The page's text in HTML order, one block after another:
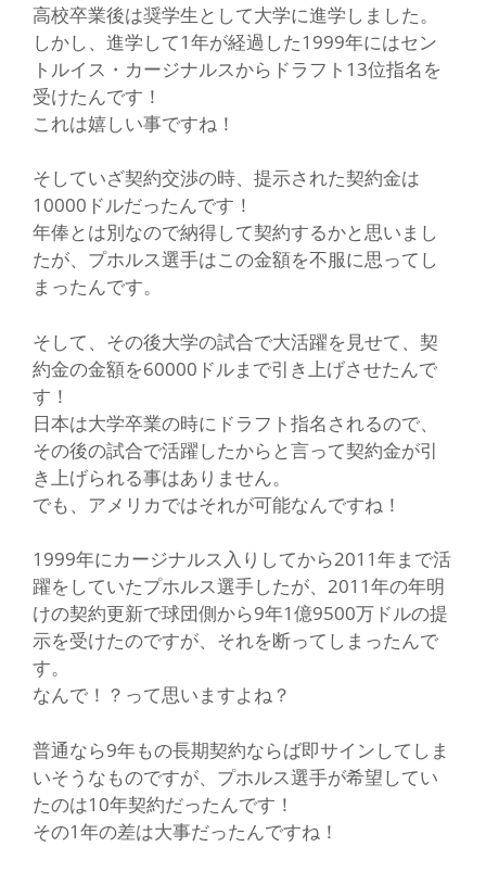
高校卒業後は奨学生として大学に進学しました。
しかし、進学して1年が経過した1999年にはセン
トルイス・カージナルスからドラフト13位指名を
受けたんです！
これは嬉しい事ですね！
そしていざ契約交渉の時、提示された契約金は
10000ドルだったんです！
年俸とは別なので納得して契約するかと思いまし
たが、プホルス選手はこの金額を不服に思ってし
まったんです。
そして、その後大学の試合で大活躍を見せて、契
約金の金額を60000ドルまで引き上げさせたんで
す！
日本は大学卒業の時にドラフト指名されるので、
その後の試合で活躍したからと言って契約金が引
き上げられる事はありません。
でも、アメリカではそれが可能なんですね！
1999年にカージナルス入りしてから2011年まで活
躍をしていたプホルス選手したが、2011年の年明
けの契約更新で球団側から9年1億9500万ドルの提
示を受けたのですが、それを断ってしまったんで
す。
なんで！？って思いますよね？
普通なら9年もの長期契約ならば即サインしてしま
いそうなものですが、プホルス選手が希望してい
たのは10年契約だったんです！
その1年の差は大事だったんですね！